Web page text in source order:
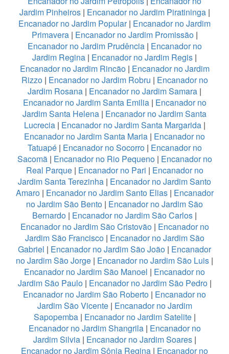
Jardim Pinheiros| Encanador no Jardim Piratininga|
Encanador no Jardim Popular| Encanador no Jardim
Primavera| Encanador no Jardim Promissão|
Encanador no Jardim Prudência| Encanador no
Jardim Regina | Encanador no Jardim Regis |
Encanador no Jardim Rincão| Encanador no Jardim
Rizzo| Encanador no Jardim Robru | Encanador no
Jardim Rosana | Encanador no Jardim Samara |
Encanador no Jardim Santa Emilia| Encanador no
Jardim Santa Helena | Encanador no Jardim Santa
Lucrecia| Encanador no Jardim Santa Margarida|
Encanador no Jardim Santa Maria | Encanador no
Tatuapé| Encanador no Socorro| Encanador no
Sacomã| Encanador no Rio Pequeno| Encanador no
Real Parque| Encanador no Pari | Encanador no
Jardim Santa Terezinha | Encanador no Jardim Santo
Amaro| Encanador no Jardim Santo Elias| Encanador
no Jardim São Bento | Encanador no Jardim São
Bernardo | Encanador no Jardim São Carlos |
Encanador no Jardim São Cristovão| Encanador no
Jardim São Francisco| Encanador no Jardim São
Gabriel | Encanador no Jardim São João | Encanador
no Jardim São Jorge | Encanador no Jardim São Luis |
Encanador no Jardim São Manoel | Encanador no
Jardim São Paulo| Encanador no Jardim São Pedro|
Encanador no Jardim São Roberto | Encanador no
Jardim São Vicente| Encanador no Jardim
Sapopemba| Encanador no Jardim Satelite|
Encanador no Jardim Shangrila| Encanador no
Jardim Silvia| Encanador no Jardim Soares|
Encanador no Jardim Sônia Regina | Encanador no